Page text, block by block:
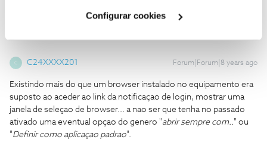
Configurar cookies
C C24XXXX201 Forum|Forum|8 years ago
Existindo mais do que um browser instalado no equipamento era
suposto ao aceder ao link da notificaçao de login, mostrar uma
janela de seleçao de browser... a nao ser que tenha no passado
ativado uma eventual opçao do genero "abrir sempre com.." ou
"Definir como aplicaçao padrao".